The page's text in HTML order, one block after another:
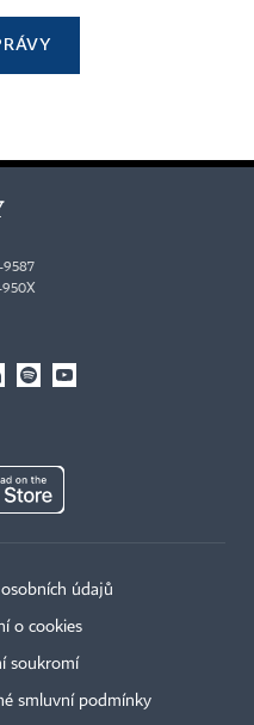
údajů
o cookies
soukromí
smluvní podmínky